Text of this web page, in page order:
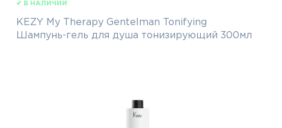
✔ В НАЛИЧИИ
KEZY My Therapy Gentelman Tonifying
Шампунь-гель для душа тонизирующий 300мл